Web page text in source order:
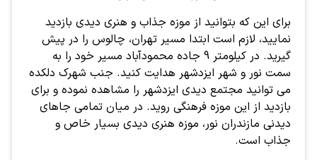
برای این که بتوانید از موزه جذاب و هنری دیدی بازدید
نمایید، لازم است ابتدا مسیر تهران، چالوس را در پیش
گیرید. در کیلومتر 9 جاده محمودآباد مسیر خود را به
سمت نور و شهر ایزدشهر هدایت کنید. جنب شهرک دلکده
می توانید مجتمع دیدی ایزدشهر را مشاهده نموده و برای
بازدید از این موزه فرهنگی روید. در میان تمامی جاهای
دیدنی مازندران نور، موزه هنری دیدی بسیار خاص و
جذاب است.